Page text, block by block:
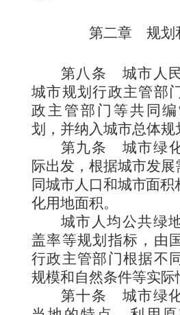
第二章 规划
第八条 城市人
城市规划行政主管部
政主管部门等共同
划，并纳入城市总体规
第九条 城市绿
际出发，根据城市发
同城市人口和城市面积
化用地面积。
城市人均公共绿
盖率等规划指标，由
行政主管部门根据不
规模和自然条件等实际
第十条 城市绿